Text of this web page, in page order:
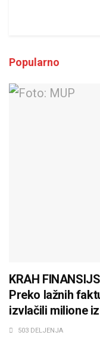
Popularno
KRAH
Preko lažnih
izvlačili milione
503 DELJENJA